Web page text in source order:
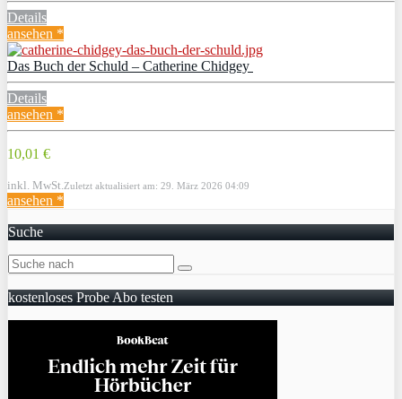
Details
ansehen *
Das Buch der Schuld – Catherine Chidgey
Details
ansehen *
10,01 €
inkl. MwSt. Zuletzt aktualisiert am: 29. März 2026 04:09
ansehen *
Suche
kostenloses Probe Abo testen